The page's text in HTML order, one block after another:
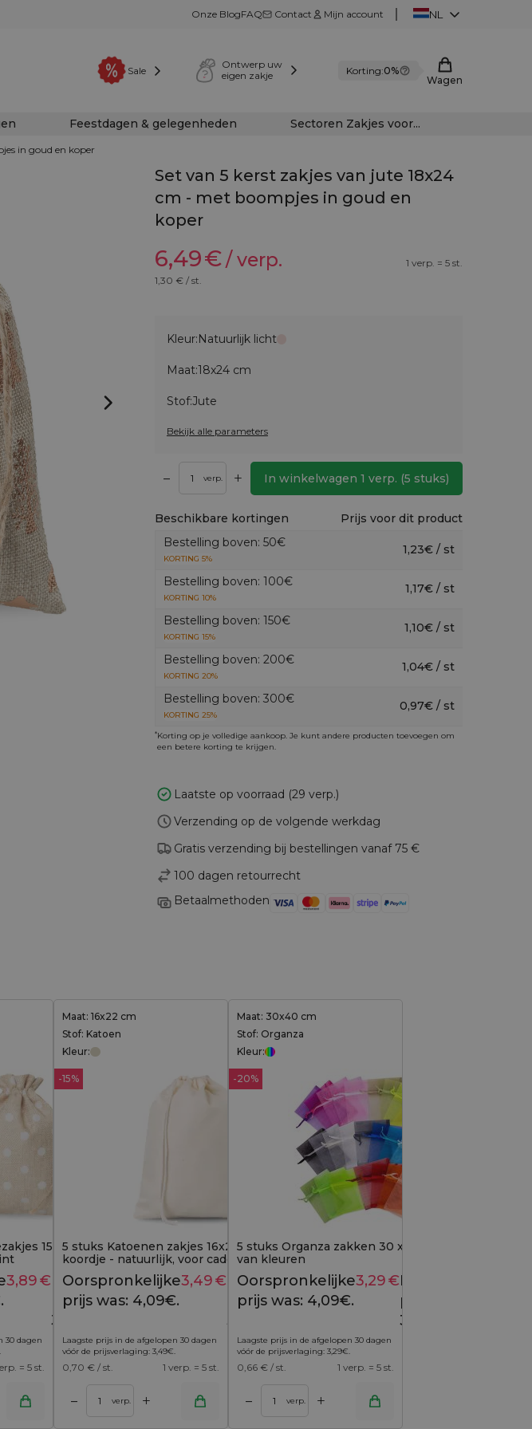
Onze BlogFAQ Contact Mijn account NL
Sale
Ontwerp uw
eigen zakje
Korting:0%
Wagen
Feestdagen & gelegenheden Sectoren Zakjes voor...
in goud en koper
Set van 5 kerst zakjes van jute 18x24
cm - met boompjes in goud en
koper
6,49€/ verp.
1 verp. = 5 st.
1,30 € / st.
Kleur:Natuurlijk licht
Maat:18x24 cm
Stof:Jute
Bekijk alle parameters
– verp. + In winkelwagen 1 verp. (5 stuks)
Beschikbare kortingen
Prijs voor dit product
Bestelling boven: 50€
KORTING 5%
1,23€ / st
Bestelling boven: 100€
KORTING 10%
1,17€ / st
Bestelling boven: 150€
KORTING 15%
1,10€ / st
Bestelling boven: 200€
KORTING 20%
1,04€ / st
Bestelling boven: 300€
KORTING 25%
0,97€ / st
*Korting op je volledige aankoop. Je kunt andere producten toevoegen om
een betere korting te krijgen.
Laatste op voorraad (29 verp.)
Verzending op de volgende werkdag
Gratis verzending bij bestellingen vanaf 75 €
100 dagen retourrecht
Betaalmethoden
15x20 cm - met
4,79 €
3,89€ Huidige
prijs is:
3,89€.
30 dagen
= 5 st.
Maat: 16x22 cm
Stof: Katoen
Kleur:
-15%
5 stuks Katoenen zakjes 16x22 cm met enkel
koordje - natuurlijk, voor cadeaus
4,09 €
Oorspronkelijke
prijs was: 4,09€.
3,49€ Huidige
prijs is:
3,49€.
Laagste prijs in de afgelopen 30 dagen
vóór de prijsverlaging: 3,49€
0,70 € / st. 1 verp. = 5 st.
– verp. +
Maat: 30x40 cm
Stof: Organza
Kleur:
-20%
5 stuks Organza zakken 30 x 40 cm - mix
van kleuren
Oorspronkelijke
prijs was: 4,09€.
3,29€Huidige
prijs is:
3,29€.
Laagste prijs in de afgelopen 30 dagen
vóór de prijsverlaging: 3,29€
0,66 € / st. 1 verp. = 5 st.
– verp. +